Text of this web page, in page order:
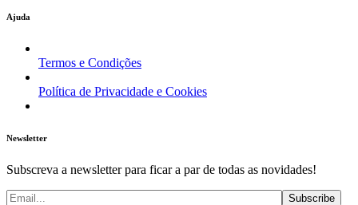
Ajuda
Termos e Condições
Política de Privacidade e Cookies
Newsletter
Subscreva a newsletter para ficar a par de todas as novidades!